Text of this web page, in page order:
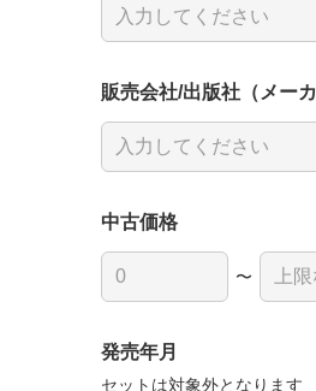
販売会社/出版社（メーカ
中古価格
〜
発売年月
セットは対象外となります